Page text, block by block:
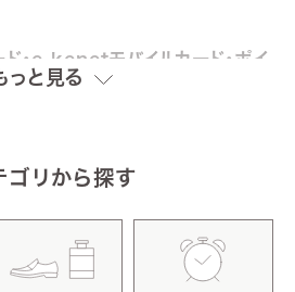
e-kenetモバイルカード・ポイ
っと見る
ゴリから探す